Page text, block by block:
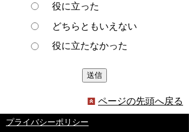
役に立った
どちらともいえない
役に立たなかった
ページの先頭へ戻る
プライバシーポリシー